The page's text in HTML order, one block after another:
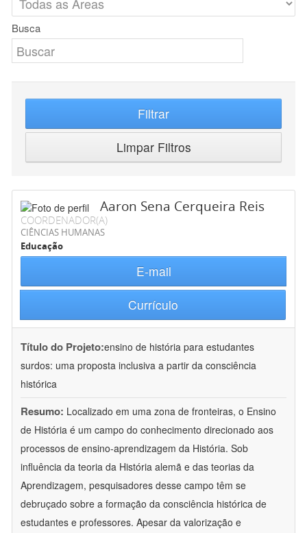
Busca
Filtrar
Limpar Filtros
Aaron Sena Cerqueira Reis
COORDENADOR(A)
CIÊNCIAS HUMANAS
Educação
E-mail
Currículo
Título do Projeto:ensino de história para estudantes
surdos: uma proposta inclusiva a partir da consciência
histórica
Resumo: Localizado em uma zona de fronteiras, o Ensino
de História é um campo do conhecimento direcionado aos
processos de ensino-aprendizagem da História. Sob
influência da teoria da História alemã e das teorias da
Aprendizagem, pesquisadores desse campo têm se
debruçado sobre a formação da consciência histórica de
estudantes e professores. Apesar da valorização e